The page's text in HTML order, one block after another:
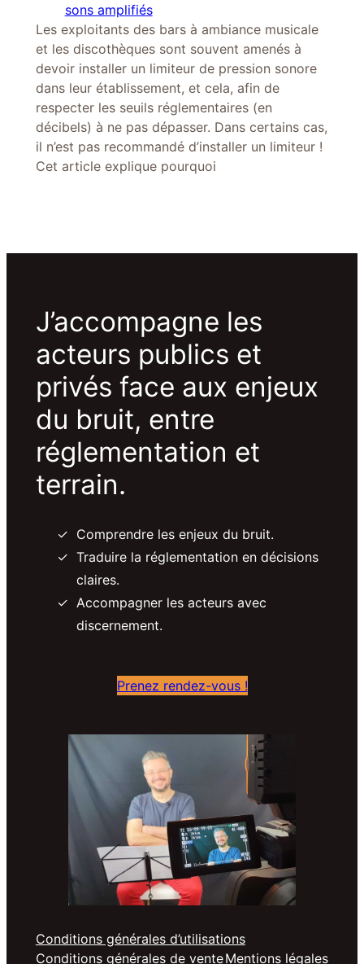
sons amplifiés
Les exploitants des bars à ambiance musicale
et les discothèques sont souvent amenés à
devoir installer un limiteur de pression sonore
dans leur établissement, et cela, afin de
respecter les seuils réglementaires (en
décibels) à ne pas dépasser. Dans certains cas,
il n’est pas recommandé d’installer un limiteur !
Cet article explique pourquoi
J’accompagne les
acteurs publics et
privés face aux enjeux
du bruit, entre
réglementation et
terrain.
Comprendre les enjeux du bruit.
Traduire la réglementation en décisions
claires.
Accompagner les acteurs avec
discernement.
Prenez rendez-vous !
Conditions générales d’utilisations
Conditions générales de venteMentions légales